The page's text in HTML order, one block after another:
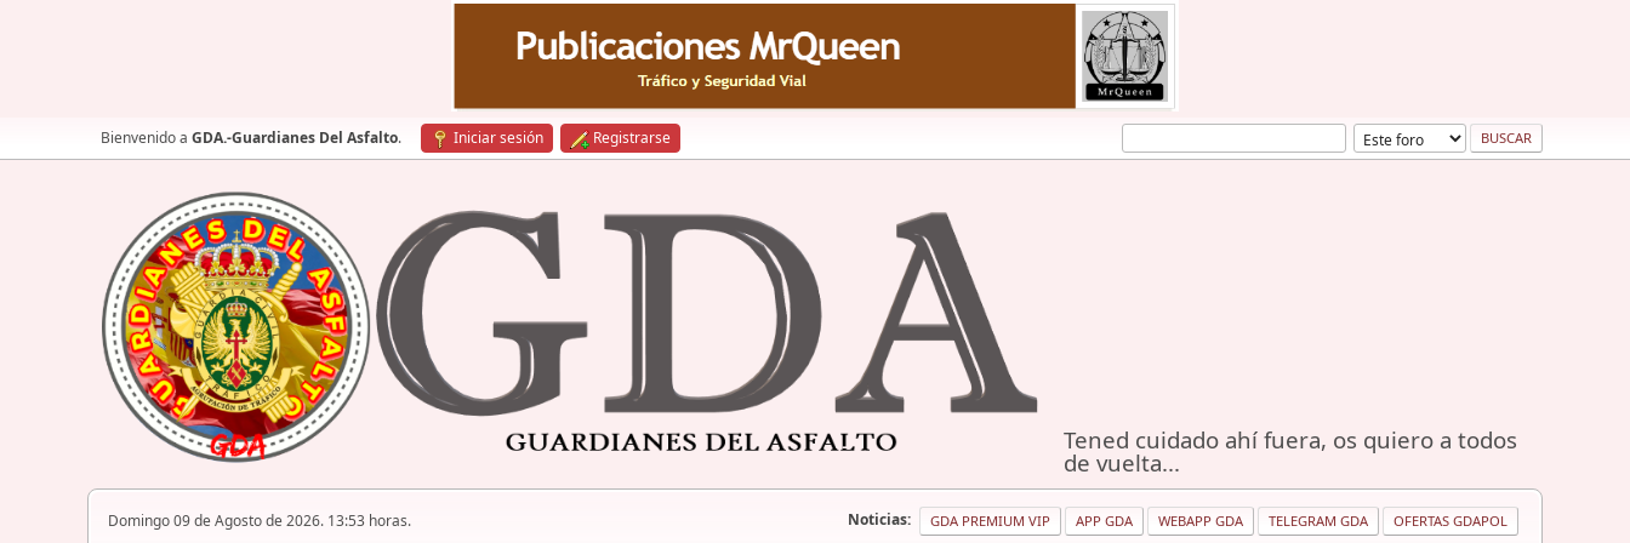
Bienvenido a GDA.-Guardianes Del Asfalto. Iniciar sesión Registrarse
Tened cuidado ahí fuera, os quiero a todos
de vuelta...
Domingo 09 de Agosto de 2026. 13:53 horas. Noticias: GDA PREMIUM VIP APP GDA WEBAPP GDA TELEGRAM GDA OFERTAS GDAPOL